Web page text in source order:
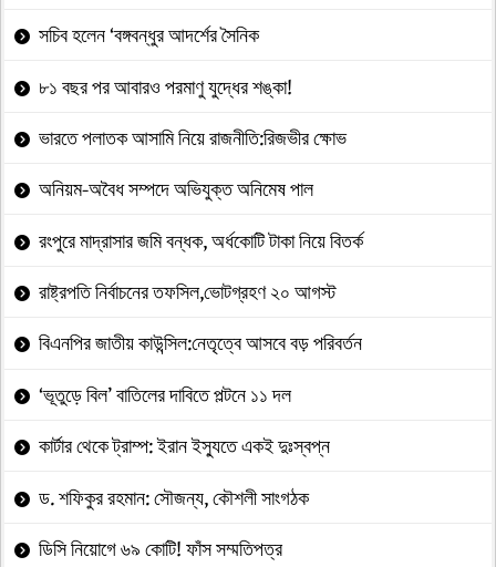
সচিব হলেন ‘বঙ্গবন্ধুর আদর্শের সৈনিক
৮১ বছর পর আবারও পরমাণু যুদ্ধের শঙ্কা!
ভারতে পলাতক আসামি নিয়ে রাজনীতি:রিজভীর ক্ষোভ
অনিয়ম-অবৈধ সম্পদে অভিযুক্ত অনিমেষ পাল
রংপুরে মাদ্রাসার জমি বন্ধক, অর্ধকোটি টাকা নিয়ে বিতর্ক
রাষ্ট্রপতি নির্বাচনের তফসিল,ভোটগ্রহণ ২০ আগস্ট
বিএনপির জাতীয় কাউন্সিল:নেতৃত্বে আসবে বড় পরিবর্তন
‘ভূতুড়ে বিল’ বাতিলের দাবিতে পল্টনে ১১ দল
কার্টার থেকে ট্রাম্প: ইরান ইস্যুতে একই দুঃস্বপ্ন
ড. শফিকুর রহমান: সৌজন্য, কৌশলী সাংগঠক
ডিসি নিয়োগে ৬৯ কোটি! ফাঁস সম্মতিপত্র